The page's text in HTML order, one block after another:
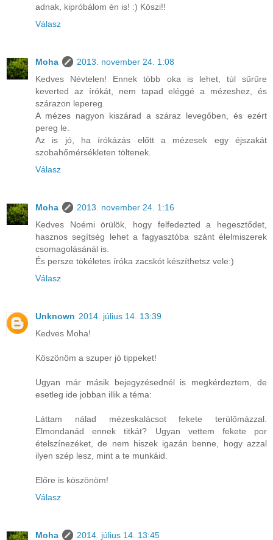
adnak, kipróbálom én is! :) Köszi!!
Válasz
Moha
2013. november 24. 1:08
Kedves Névtelen! Ennek több oka is lehet, túl sűrűre
keverted az írókát, nem tapad eléggé a mézeshez, és
szárazon lepereg.
A mézes nagyon kiszárad a száraz levegőben, és ezért
pereg le.
Az is jó, ha írókázás előtt a mézesek egy éjszakát
szobahőmérsékleten töltenek.
Válasz
Moha
2013. november 24. 1:16
Kedves Noémi örülök, hogy felfedezted a hegesztődet,
hasznos segítség lehet a fagyasztóba szánt élelmiszerek
csomagolásánál is.
És persze tökéletes íróka zacskót készíthetsz vele:)
Válasz
Unknown 2014. július 14. 13:39
Kedves Moha!
Köszönöm a szuper jó tippeket!
Ugyan már másik bejegyzésednél is megkérdeztem, de
esetleg ide jobban illik a téma:
Láttam nálad mézeskalácsot fekete terülőmázzal.
Elmondanád ennek titkát? Ugyan vettem fekete por
ételszínezéket, de nem hiszek igazán benne, hogy azzal
ilyen szép lesz, mint a te munkáid.
Előre is köszönöm!
Válasz
Moha
2014. július 14. 13:45